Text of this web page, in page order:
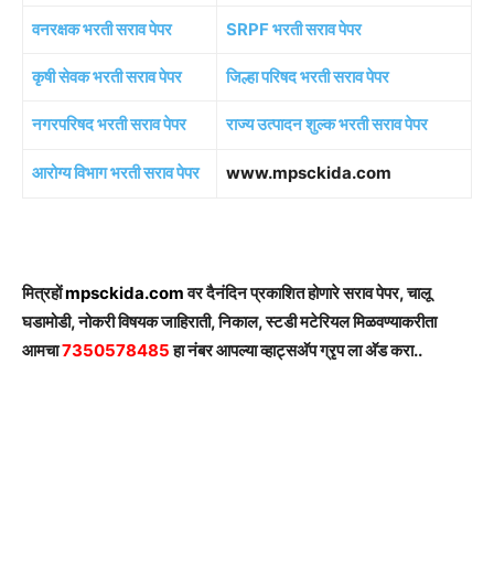
वनरक्षक भरती सराव पेपर SRPF भरती सराव पेपर
कृषी सेवक भरती सराव पेपर जिल्हा परिषद भरती सराव पेपर
नगरपरिषद भरती सराव पेपर राज्य उत्पादन शुल्क भरती सराव पेपर
आरोग्य विभाग भरती सराव पेपर www.mpsckida.com
मित्रहोंmpsckida.comवर दैनंदिन प्रकाशित होणारे सराव पेपर, चालू
घडामोडी, नोकरी विषयक जाहिराती, निकाल, स्टडी मटेरियल मिळवण्याकरीता
आमचा7350578485हा नंबर आपल्या व्हाट्सअ‍ॅप ग्रृप ला अ‍ॅड करा..